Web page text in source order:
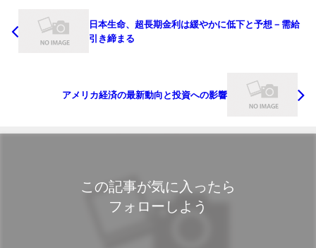
日本生命、超長期金利は緩やかに低下と予想－需給
引き締まる
アメリカ経済の最新動向と投資への影響
この記事が気に入ったら
フォローしよう